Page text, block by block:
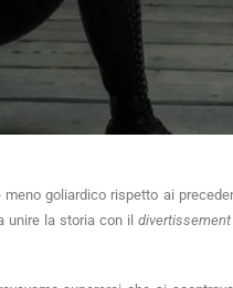
meno goliardico rispetto ai
unire la storia con il divertissement